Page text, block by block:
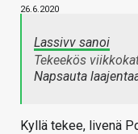
26.6.2020
Lassivv sanoi
Tekeekös
Napsauta
Kyllä tekee, livenä